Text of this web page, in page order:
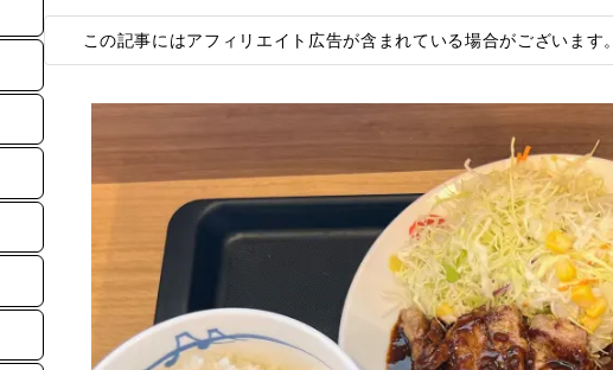
この記事にはアフィリエイト広告が含まれている場合がございます。